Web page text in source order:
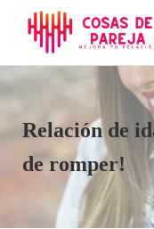
Saltar al contenido
Skip to after header
Skip to site footer
Cosas de Pareja
Problemas de pareja,
Relación de
de romper!